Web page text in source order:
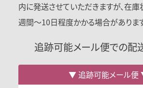
内に発送させていただきますが、在庫
週間〜10日程度かかる場合がありま
追跡可能メール便での配
追跡可能メール便